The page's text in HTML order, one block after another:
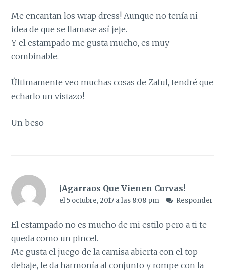
Me encantan los wrap dress! Aunque no tenía ni
idea de que se llamase así jeje.
Y el estampado me gusta mucho, es muy
combinable.
Últimamente veo muchas cosas de Zaful, tendré que
echarlo un vistazo!
Un beso
¡Agarraos Que Vienen Curvas!
el 5 octubre, 2017 a las 8:08 pm Responder
El estampado no es mucho de mi estilo pero a ti te
queda como un pincel.
Me gusta el juego de la camisa abierta con el top
debaje, le da harmonía al conjunto y rompe con la